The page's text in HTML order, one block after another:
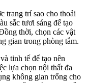
trang trí sao cho thoải
sắc tươi sáng để tạo
thời, chọn các vật
gian trong phòng tắm.
tinh tế để tạo nên
lựa chọn nội thất đa
không gian trống cho